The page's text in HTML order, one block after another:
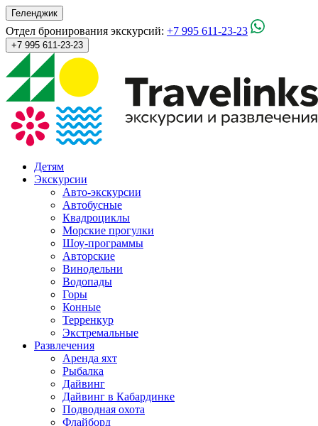
Геленджик
Отдел бронирования экскурсий: +7 995 611-23-23
+7 995 611-23-23
Детям
Экскурсии
Авто-экскурсии
Автобусные
Квадроциклы
Морские прогулки
Шоу-программы
Авторские
Винодельни
Водопады
Горы
Конные
Терренкур
Экстремальные
Развлечения
Аренда яхт
Рыбалка
Дайвинг
Дайвинг в Кабардинке
Подводная охота
Флайборд